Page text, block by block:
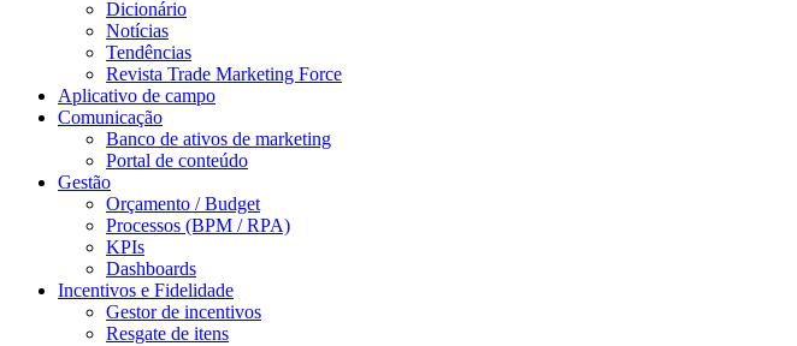
Dicionário
Notícias
Tendências
Revista Trade Marketing Force
Aplicativo de campo
Comunicação
Banco de ativos de marketing
Portal de conteúdo
Gestão
Orçamento / Budget
Processos (BPM / RPA)
KPIs
Dashboards
Incentivos e Fidelidade
Gestor de incentivos
Resgate de itens